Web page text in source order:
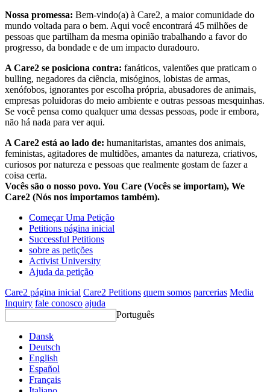
Nossa promessa: Bem-vindo(a) à Care2, a maior comunidade do
mundo voltada para o bem. Aqui você encontrará 45 milhões de
pessoas que partilham da mesma opinião trabalhando a favor do
progresso, da bondade e de um impacto duradouro.
A Care2 se posiciona contra: fanáticos, valentões que praticam o
bulling, negadores da ciência, misóginos, lobistas de armas,
xenófobos, ignorantes por escolha própria, abusadores de animais,
empresas poluidoras do meio ambiente e outras pessoas mesquinhas.
Se você pensa como qualquer uma dessas pessoas, pode ir embora,
não há nada para ver aqui.
A Care2 está ao lado de: humanitaristas, amantes dos animais,
feministas, agitadores de multidões, amantes da natureza, criativos,
curiosos por natureza e pessoas que realmente gostam de fazer a
coisa certa.
Vocês são o nosso povo. You Care (Vocês se importam), We
Care2 (Nós nos importamos também).
Começar Uma Petição
Petitions página inicial
Successful Petitions
sobre as petições
Activist University
Ajuda da petição
Care2 página inicial Care2 Petitions quem somos parcerias Media
Inquiry fale conosco ajuda
Português
Dansk
Deutsch
English
Español
Français